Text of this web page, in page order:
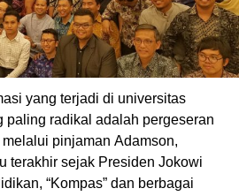
yang terjadi di universitas
paling radikal adalah pergeseran
pinjaman Adamson,
terakhir sejak Presiden Jokowi
“Kompas” dan berbagai